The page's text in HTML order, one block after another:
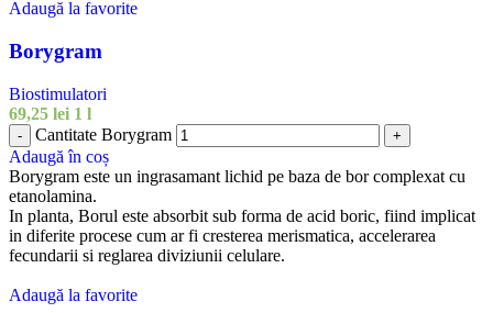
Adaugă la favorite
Borygram
Biostimulatori
69,25 lei 1 l
- Cantitate Borygram +
Adaugă în coș
Borygram este un ingrasamant lichid pe baza de bor complexat cu
etanolamina.
In planta, Borul este absorbit sub forma de acid boric, fiind implicat
in diferite procese cum ar fi cresterea merismatica, accelerarea
fecundarii si reglarea diviziunii celulare.
Adaugă la favorite